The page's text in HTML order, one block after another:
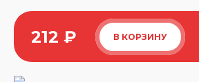
212 ₽ В КОРЗИНУ